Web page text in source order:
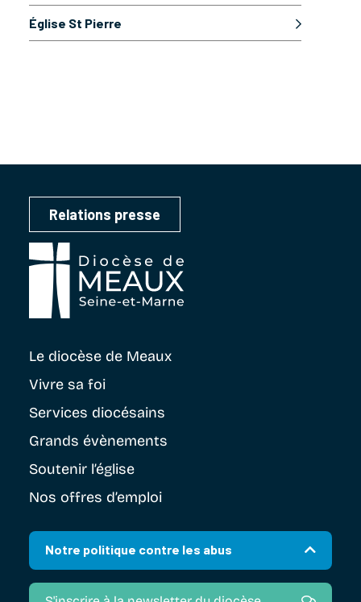
Église St Pierre
Relations presse
Le diocèse de Meaux
Vivre sa foi
Services diocésains
Grands évènements
Soutenir l’église
Nos offres d’emploi
Notre politique contre les abus